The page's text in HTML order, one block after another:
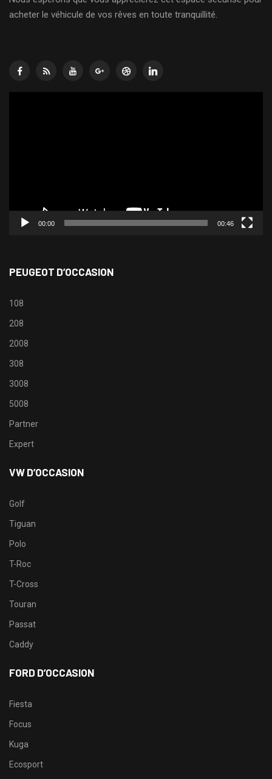
acheter le véhicule de vos rêves en toute tranquillité.
00:00 00:46
PEUGEOT D’OCCASION
108
208
2008
308
3008
5008
Partner
Expert
VW D’OCCASION
Golf
Tiguan
Polo
T-Roc
T-Cross
Touran
Passat
Caddy
FORD D’OCCASION
Fiesta
Focus
Kuga
Ecosport